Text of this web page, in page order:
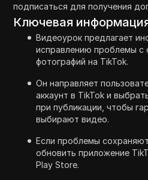
подписаться для получения
Ключевая
Видеоурок предлагает
исправлению проблемы с
фотографий на TikTok.
Он направляет
аккаунт в TikTok и
при публикации, чтобы
выбирают видео.
Если проблемы
обновить приложение
Play Store.